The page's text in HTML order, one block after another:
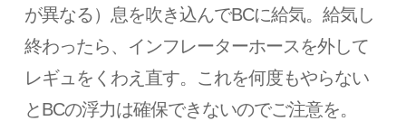
が異なる）息を吹き込んでBCに給気。給気し
終わったら、インフレーターホースを外して
レギュをくわえ直す。これを何度もやらない
とBCの浮力は確保できないのでご注意を。